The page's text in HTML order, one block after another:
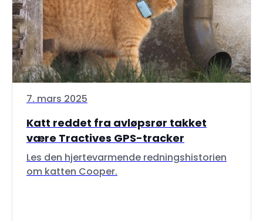
7. mars 2025
Katt reddet fra avløpsrør takket
være Tractives GPS-tracker
Les den hjertevarmende redningshistorien
om katten Cooper.